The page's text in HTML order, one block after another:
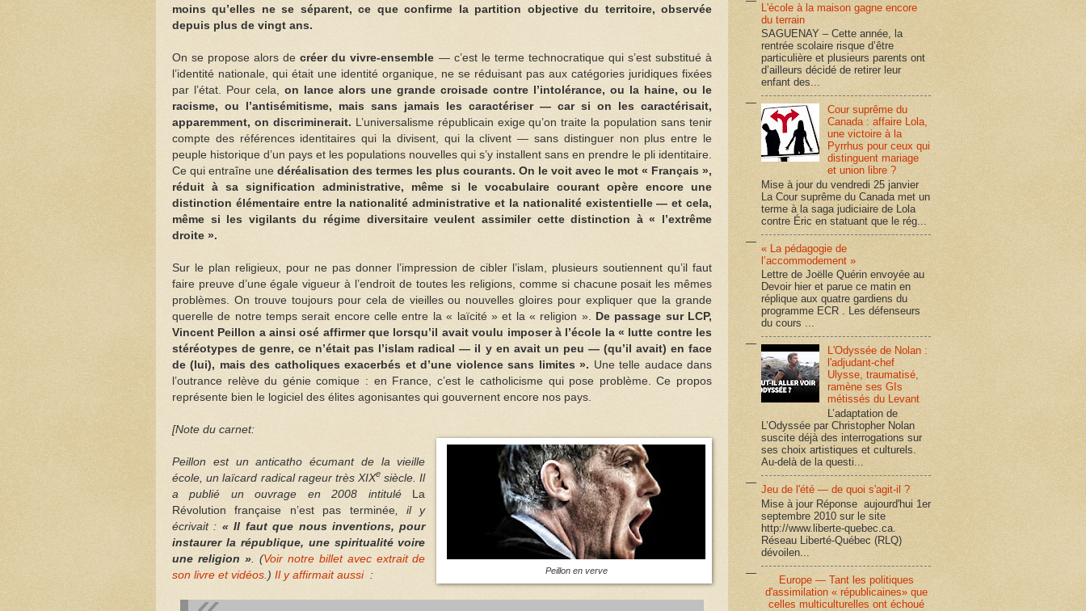
moins qu’elles ne se séparent, ce que confirme la partition objective du territoire, observée
depuis plus de vingt ans.
On se propose alors decréer du vivre-ensemble — c’est le terme technocratique qui s’est substitué à
l’identité nationale, qui était une identité organique, ne se réduisant pas aux catégories juridiques fixées
par l’état. Pour cela, on lance alors une grande croisade contre l’intolérance, ou la haine, ou le
racisme, ou l’antisémitisme, mais sans jamais les caractériser — car si on les caractérisait,
apparemment, on discriminerait. L’universalisme républicain exige qu’on traite la population sans tenir
compte des références identitaires qui la divisent, qui la clivent — sans distinguer non plus entre le
peuple historique d’un pays et les populations nouvelles qui s’y installent sans en prendre le pli identitaire.
Ce qui entraîne une déréalisation des termes les plus courants. On le voit avec le mot « Français »,
réduit à sa signification administrative, même si le vocabulaire courant opère encore une
distinction élémentaire entre la nationalité administrative et la nationalité existentielle — et cela,
même si les vigilants du régime diversitaire veulent assimiler cette distinction à « l’extrême
droite ».
Sur le plan religieux, pour ne pas donner l’impression de cibler l’islam, plusieurs soutiennent qu’il faut
faire preuve d’une égale vigueur à l’endroit de toutes les religions, comme si chacune posait les mêmes
problèmes. On trouve toujours pour cela de vieilles ou nouvelles gloires pour expliquer que la grande
querelle de notre temps serait encore celle entre la « laïcité » et la « religion ».
De passage sur LCP,
Vincent Peillon a ainsi osé affirmer que lorsqu’il avait voulu imposer à l’école la « lutte contre les
stéréotypes de genre, ce n’était pas l’islam radical — il y en avait un peu — (qu’il avait) en face
de (lui), mais des catholiques exacerbés et d’une violence sans limites ». Une telle audace dans
l’outrance relève du génie comique : en France, c’est le catholicisme qui pose problème. Ce propos
représente bien le logiciel des élites agonisantes qui gouvernent encore nos pays.
[Note du carnet:
Peillon en verve
Peillon est un anticatho écumant de la vieille
école, un laïcard radical rageur très XIXe siècle. Il
a publié un ouvrage en 2008 intitulé
La
Révolution française n’est pas terminée, il y
écrivait : « Il faut que nous inventions, pour
instaurer la république, une spiritualité voire
une religion ». (Voir notre billet avec extrait de
son livre et vidéos. ) Il y affirmait aussi :
L'école à la maison gagne encore
du terrain
SAGUENAY – Cette année, la
rentrée scolaire risque d’être
particulière et plusieurs parents ont
d’ailleurs décidé de retirer leur
enfant des...
Cour suprême du
Canada : affaire Lola,
une victoire à la
Pyrrhus pour ceux qui
distinguent mariage
et union libre ?
Mise à jour du vendredi 25 janvier
La Cour suprême du Canada met un
terme à la saga judiciaire de Lola
contre Éric en statuant que le rég...
« La pédagogie de
l’accommodement »
Lettre de Joëlle Quérin envoyée au
Devoir hier et parue ce matin en
réplique aux quatre gardiens du
programme ECR . Les défenseurs
du cours ...
L'Odyssée de Nolan :
l'adjudant-chef
Ulysse, traumatisé,
ramène ses GIs
métissés du Levant
L’adaptation de
L’Odyssée par Christopher Nolan
suscite déjà des interrogations sur
ses choix artistiques et culturels.
Au-delà de la questi...
Jeu de l'été — de quoi s'agit-il ?
Mise à jour Réponse aujourd'hui 1er
septembre 2010 sur le site
http://www.liberte-quebec.ca.
Réseau Liberté-Québec (RLQ)
dévoilen...
Europe — Tant les politiques
d'assimilation « républicaines» que
celles multiculturelles ont échoué